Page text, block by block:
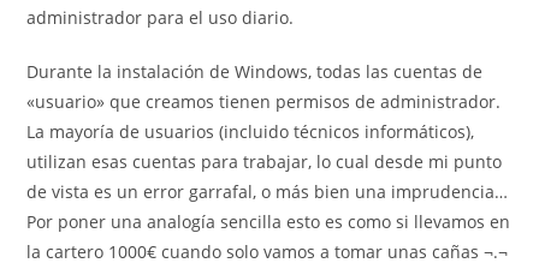
administrador para el uso diario.
Durante la instalación de Windows, todas las cuentas de
«usuario» que creamos tienen permisos de administrador.
La mayoría de usuarios (incluido técnicos informáticos),
utilizan esas cuentas para trabajar, lo cual desde mi punto
de vista es un error garrafal, o más bien una imprudencia…
Por poner una analogía sencilla esto es como si llevamos en
la cartero 1000€ cuando solo vamos a tomar unas cañas ¬.¬